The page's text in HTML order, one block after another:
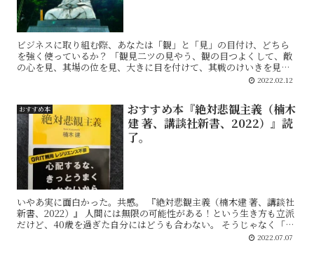
ビジネスに取り組む際、あなたは「観」と「見」の目付け、どちら
を強く使っているか？ 「観見二ツの見やう、観の目つよくして、敵
の心を見、其場の位を見、大きに目を付けて、其戦のけいきを見、
其折ふしの強弱を見て、まさしく勝事専也。」 （「宮本武蔵...2022.02.12
おすすめ本
おすすめ本『絶対悲観主義（楠木
建 著、講談社新書、2022）』読
了。
いやあ実に面白かった。共感。 『絶対悲観主義（楠木建 著、講談社
新書、2022）』 人間には無限の可能性がある！という生き方も立派
だけど、40歳を過ぎた自分にはどうも合わない。 そうじゃなく「可
2022.07.07